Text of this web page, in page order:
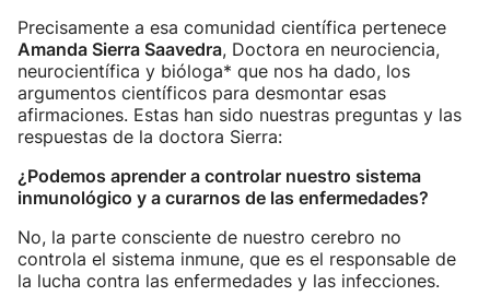
Precisamente a esa comunidad científica pertenece
Amanda Sierra Saavedra, Doctora en neurociencia,
neurocientífica y bióloga* que nos ha dado, los
argumentos científicos para desmontar esas
afirmaciones. Estas han sido nuestras preguntas y las
respuestas de la doctora Sierra:
¿Podemos aprender a controlar nuestro sistema
inmunológico y a curarnos de las enfermedades?
No, la parte consciente de nuestro cerebro no
controla el sistema inmune, que es el responsable de
la lucha contra las enfermedades y las infecciones.